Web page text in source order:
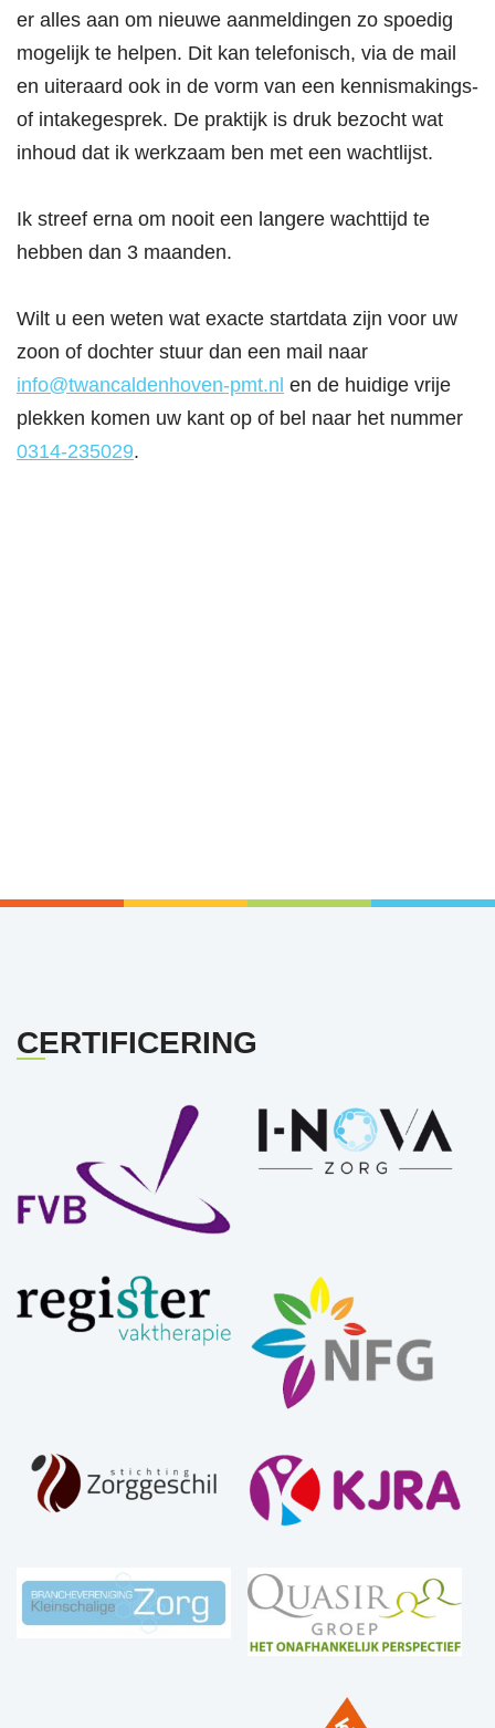
er alles aan om nieuwe aanmeldingen zo spoedig
mogelijk te helpen. Dit kan telefonisch, via de mail
en uiteraard ook in de vorm van een kennismakings-
of intakegesprek. De praktijk is druk bezocht wat
inhoud dat ik werkzaam ben met een wachtlijst.
Ik streef erna om nooit een langere wachttijd te
hebben dan 3 maanden.
Wilt u een weten wat exacte startdata zijn voor uw
zoon of dochter stuur dan een mail naar
info@twancaldenhoven-pmt.nl en de huidige vrije
plekken komen uw kant op of bel naar het nummer
0314-235029.
CERTIFICERING